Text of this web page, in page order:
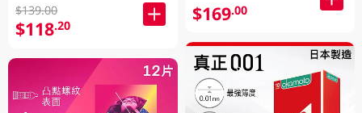
$139.00
$118.20
$169.00